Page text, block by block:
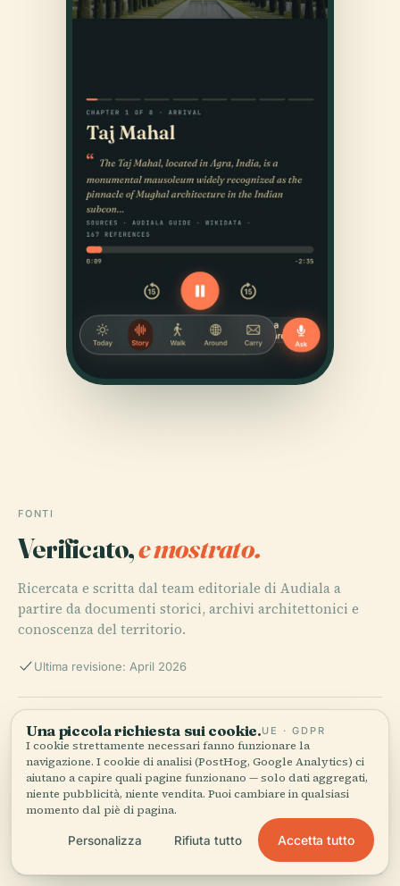
FONTI
Verificato,e mostrato.
Ricercata e scritta dal team editoriale di Audiala a
partire da documenti storici, archivi architettonici e
conoscenza del territorio.
Ultima revisione: April 2026
Belém – Visiting Hours, Tickets & Nearby Attractions,
2023, Agência Pará
Una piccola richiesta sui cookie.UE · GDPR
I cookie strettamente necessari fanno funzionare la
navigazione. I cookie di analisi (PostHog, Google Analytics) ci
aiutano a capire quali pagine funzionano — solo dati aggregati,
niente pubblicità, niente vendita. Puoi cambiare in qualsiasi
momento dal piè di pagina.
Personalizza Rifiuta tutto Accetta tutto